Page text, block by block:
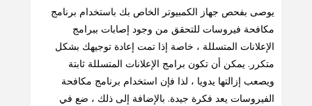
يوصى بفحص جهاز الكمبيوتر الخاص بك باستخدام برنامج
مكافحة فيروسات للتحقق من وجود إصابات ببرامج
الإعلانات المتسللة ، خاصة إذا تمت إعادة توجيهك بشكل
متكرر. يمكن أن تكون برامج الإعلانات المتسللة ثابتة
ويصعب إزالتها يدويا ، لذا فإن استخدام برنامج مكافحة
الفيروسات يعد فكرة جيدة. بالإضافة إلى ذلك ، ضع في